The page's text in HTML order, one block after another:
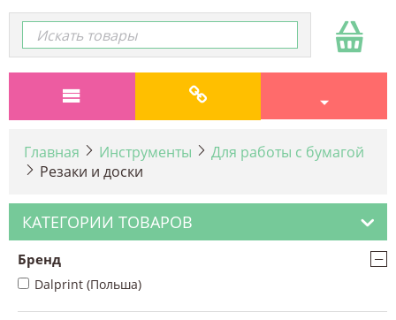
Главная Инструменты
Для работы с бумагой
Резаки и доски
КАТЕГОРИИ ТОВАРОВ
Бренд −
Dalprint (Польша)